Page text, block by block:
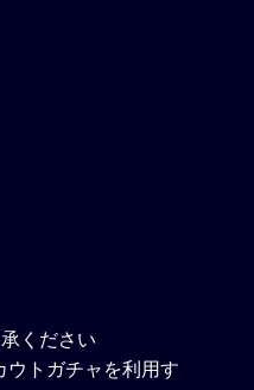
ください
トガチャを利用す